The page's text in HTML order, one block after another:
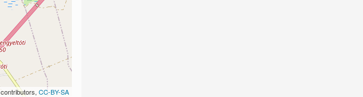
contributors, CC-BY-SA